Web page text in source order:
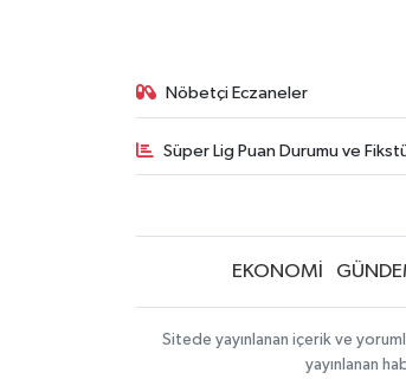
Nöbetçi Eczaneler
Süper Lig Puan Durumu ve
EKONOMİ
Sitede yayınlanan içerik ve
yayınlanan